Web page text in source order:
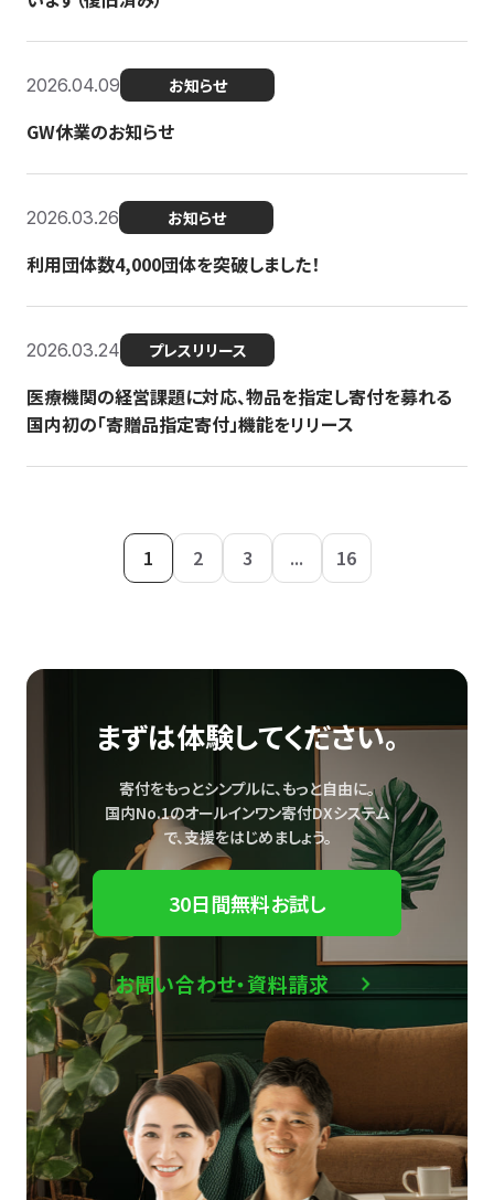
2026.04.09 お知らせ
GW休業のお知らせ
2026.03.26 お知らせ
利用団体数4,000団体を突破しました！
2026.03.24 プレスリリース
医療機関の経営課題に対応、物品を指定し寄付を募れる
国内初の「寄贈品指定寄付」機能をリリース
1 2 3 ... 16
まずは体験してください。
寄付をもっとシンプルに、もっと自由に。
国内No.1のオールインワン寄付DXシステム
で、支援をはじめましょう。
30日間無料お試し
お問い合わせ・資料請求